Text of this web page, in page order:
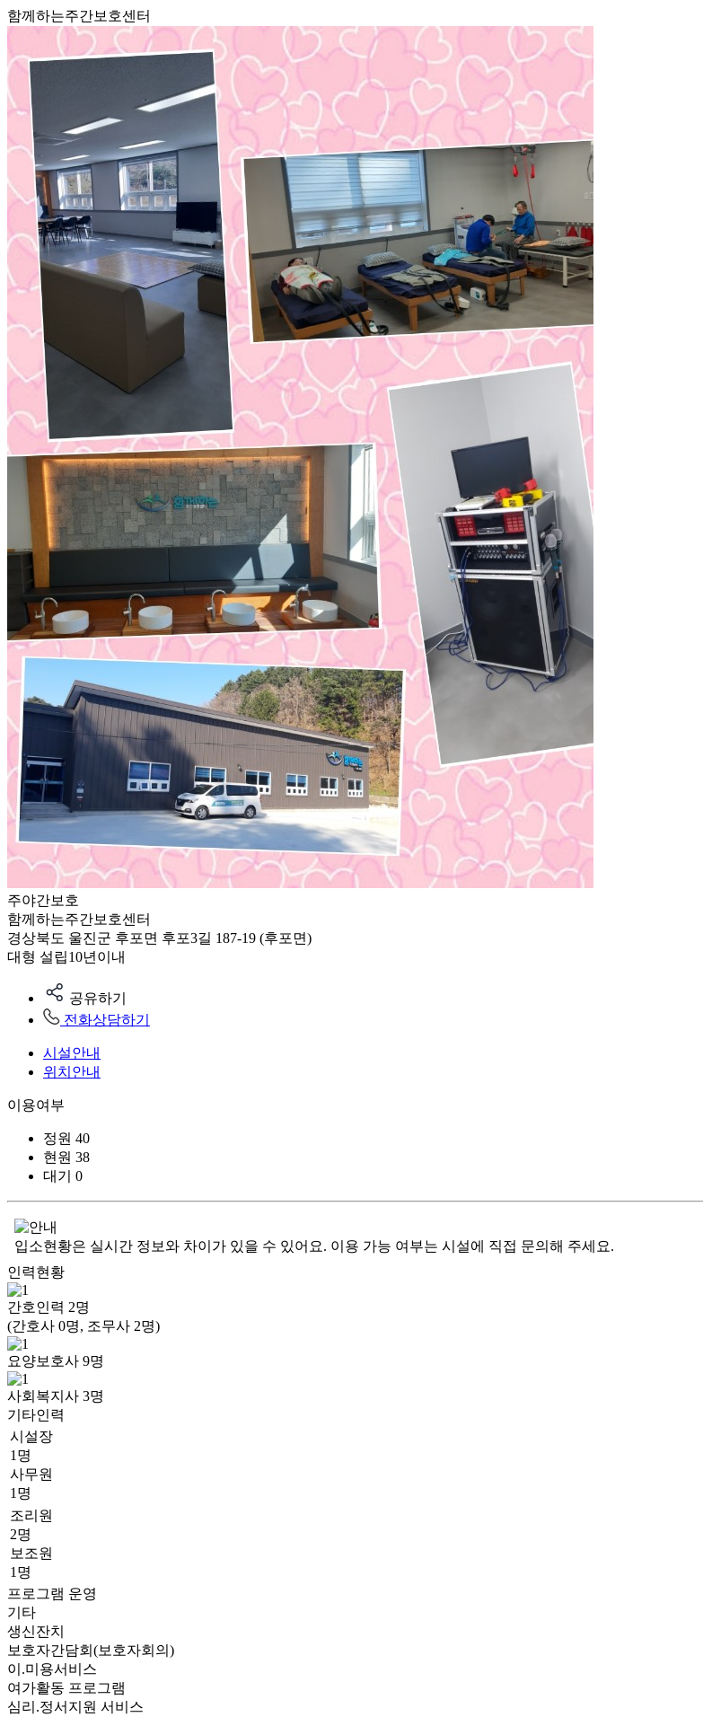
함께하는주간보호센터
주야간보호
함께하는주간보호센터
경상북도 울진군 후포면 후포3길 187-19 (후포면)
대형 설립10년이내
공유하기
전화상담하기
시설안내
위치안내
이용여부
정원 40
현원 38
대기
0
입소현황은 실시간 정보와 차이가 있을 수 있어요. 이용 가능 여부는 시설에 직접 문의해 주세요.
인력현황
간호인력 2명
(간호사 0명, 조무사 2명)
요양보호사 9명
사회복지사 3명
기타인력
시설장
1명
사무원
1명
조리원
2명
보조원
1명
프로그램 운영
기타
생신잔치
보호자간담회(보호자회의)
이.미용서비스
여가활동 프로그램
심리.정서지원 서비스